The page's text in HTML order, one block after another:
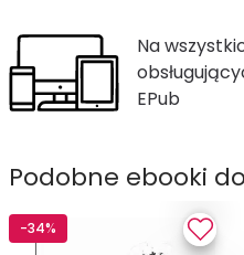
Na
EPub
Podobne ebooki
-34%